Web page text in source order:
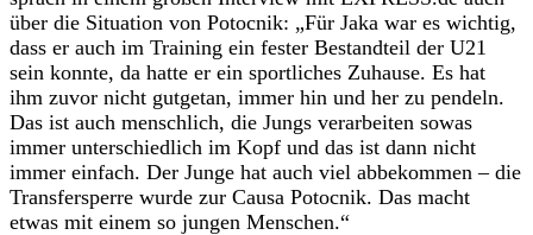
über die Situation von Potocnik: „Für Jaka war es wichtig,
dass er auch im Training ein fester Bestandteil der U21
sein konnte, da hatte er ein sportliches Zuhause. Es hat
ihm zuvor nicht gutgetan, immer hin und her zu pendeln.
Das ist auch menschlich, die Jungs verarbeiten sowas
immer unterschiedlich im Kopf und das ist dann nicht
immer einfach. Der Junge hat auch viel abbekommen – die
Transfersperre wurde zur Causa Potocnik. Das macht
etwas mit einem so jungen Menschen.“